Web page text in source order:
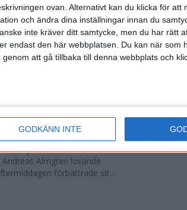
ovan. Alternativt kan du klicka för att
och ändra dina inställningar innan du
inte kräver ditt samtycke, men du har rätt
endast den här webbplatsen. Du kan när som
att gå tillbaka till denna webbplats och
GODKÄNN INTE
äldsta och största
på Stockholms
VM-formen
i Tokyo den 13-21
Almgren lovande
förbättrade sit...